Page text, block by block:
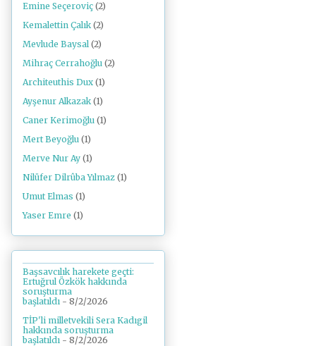
Emine Seçeroviç (2)
Kemalettin Çalık (2)
Mevlude Baysal (2)
Mihraç Cerrahoğlu (2)
Architeuthis Dux (1)
Ayşenur Alkazak (1)
Caner Kerimoğlu (1)
Mert Beyoğlu (1)
Merve Nur Ay (1)
Nilüfer Dilrûba Yılmaz (1)
Umut Elmas (1)
Yaser Emre (1)
Başsavcılık harekete geçti:
Ertuğrul Özkök hakkında
soruşturma
başlatıldı - 8/2/2026
TİP'li milletvekili Sera Kadıgil
hakkında soruşturma
başlatıldı - 8/2/2026